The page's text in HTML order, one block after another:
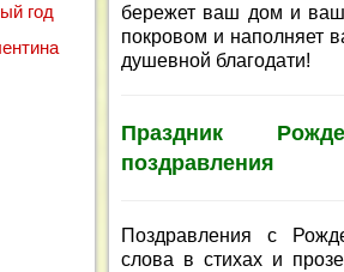
год
бережет ваш дом и
покровом и наполняет
душевной благодати!
Праздник
поздравления
Поздравления с
слова в стихах и